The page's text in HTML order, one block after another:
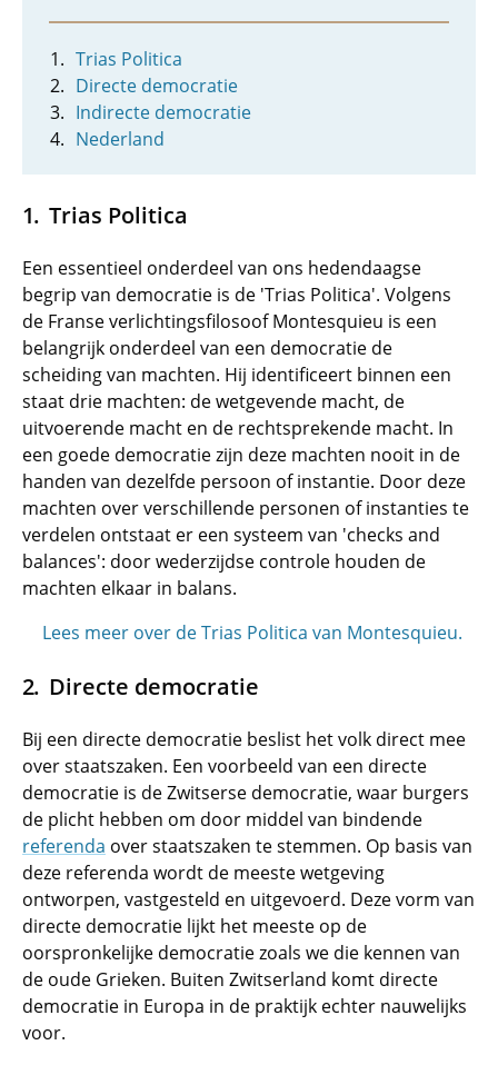
Trias Politica
Directe democratie
Indirecte democratie
Nederland
Trias Politica
Een essentieel onderdeel van ons hedendaagse
begrip van democratie is de 'Trias Politica'. Volgens
de Franse verlichtingsfilosoof Montesquieu is een
belangrijk onderdeel van een democratie de
scheiding van machten. Hij identificeert binnen een
staat drie machten: de wetgevende macht, de
uitvoerende macht en de rechtsprekende macht. In
een goede democratie zijn deze machten nooit in de
handen van dezelfde persoon of instantie. Door deze
machten over verschillende personen of instanties te
verdelen ontstaat er een systeem van 'checks and
balances': door wederzijdse controle houden de
machten elkaar in balans.
Lees meer over de Trias Politica van Montesquieu.
Directe democratie
Bij een directe democratie beslist het volk direct mee
over staatszaken. Een voorbeeld van een directe
democratie is de Zwitserse democratie, waar burgers
de plicht hebben om door middel van bindende
referenda over staatszaken te stemmen. Op basis van
deze referenda wordt de meeste wetgeving
ontworpen, vastgesteld en uitgevoerd. Deze vorm van
directe democratie lijkt het meeste op de
oorspronkelijke democratie zoals we die kennen van
de oude Grieken. Buiten Zwitserland komt directe
democratie in Europa in de praktijk echter nauwelijks
voor.